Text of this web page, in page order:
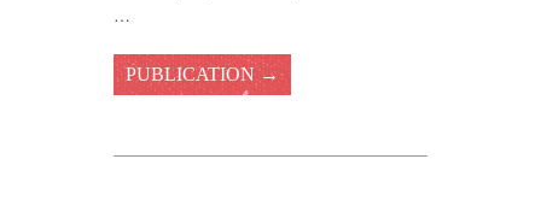
…
PUBLICATION →